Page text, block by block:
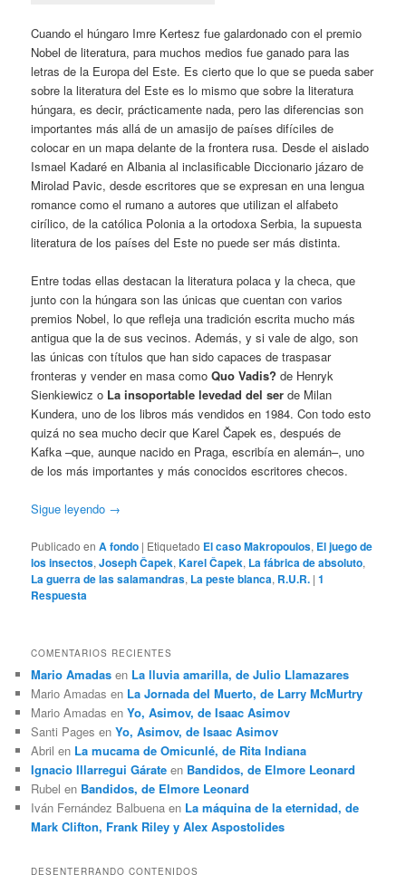
Cuando el húngaro Imre Kertesz fue galardonado con el premio
Nobel de literatura, para muchos medios fue ganado para las
letras de la Europa del Este. Es cierto que lo que se pueda saber
sobre la literatura del Este es lo mismo que sobre la literatura
húngara, es decir, prácticamente nada, pero las diferencias son
importantes más allá de un amasijo de países difíciles de
colocar en un mapa delante de la frontera rusa. Desde el aislado
Ismael Kadaré en Albania al inclasificable Diccionario jázaro de
Mirolad Pavic, desde escritores que se expresan en una lengua
romance como el rumano a autores que utilizan el alfabeto
cirílico, de la católica Polonia a la ortodoxa Serbia, la supuesta
literatura de los países del Este no puede ser más distinta.
Entre todas ellas destacan la literatura polaca y la checa, que
junto con la húngara son las únicas que cuentan con varios
premios Nobel, lo que refleja una tradición escrita mucho más
antigua que la de sus vecinos. Además, y si vale de algo, son
las únicas con títulos que han sido capaces de traspasar
fronteras y vender en masa comoQuo Vadis? de Henryk
Sienkiewicz o La insoportable levedad del ser de Milan
Kundera, uno de los libros más vendidos en 1984. Con todo esto
quizá no sea mucho decir que Karel Čapek es, después de
Kafka –que, aunque nacido en Praga, escribía en alemán–, uno
de los más importantes y más conocidos escritores checos.
Sigue leyendo →
Publicado en A fondo | Etiquetado El caso Makropoulos, El juego de
los insectos,Joseph Čapek,Karel Čapek, La fábrica de absoluto,
La guerra de las salamandras, La peste blanca, R.U.R. |1
Respuesta
COMENTARIOS RECIENTES
Mario Amadas en La lluvia amarilla, de Julio Llamazares
Mario Amadas en La Jornada del Muerto, de Larry McMurtry
Mario Amadas enYo, Asimov, de Isaac Asimov
Santi Pages enYo, Asimov, de Isaac Asimov
Abril en La mucama de Omicunlé, de Rita Indiana
Ignacio Illarregui Gárate en Bandidos, de Elmore Leonard
Rubel en Bandidos, de Elmore Leonard
Iván Fernández Balbuena en La máquina de la eternidad, de
Mark Clifton, Frank Riley y Alex Aspostolides
DESENTERRANDO CONTENIDOS